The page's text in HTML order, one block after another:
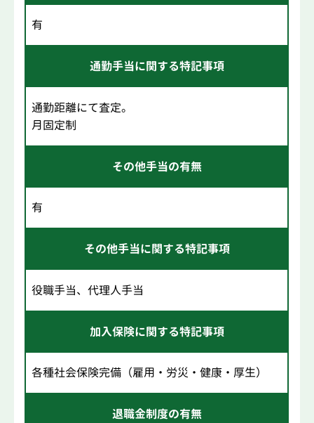
有
通勤手当に関する特記事項
通勤距離にて査定。
月固定制
その他手当の有無
有
その他手当に関する特記事項
役職手当、代理人手当
加入保険に関する特記事項
各種社会保険完備（雇用・労災・健康・厚生）
退職金制度の有無